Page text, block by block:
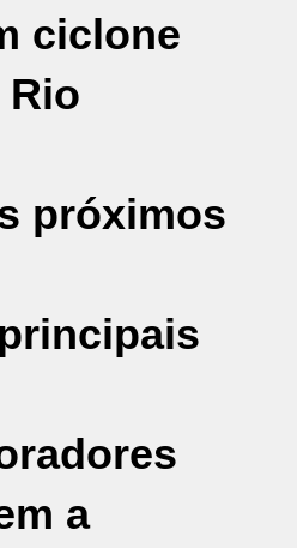
ciclone
próximos
a